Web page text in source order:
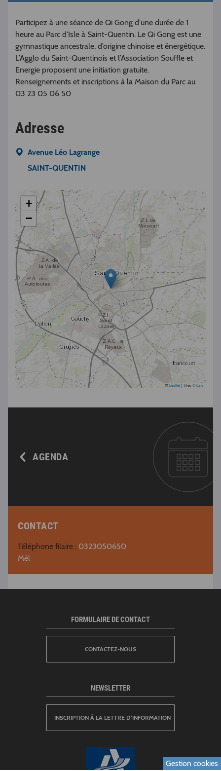
Participez à une séance de Qi Gong d'une durée de 1
heure au Parc d'Isle à Saint-Quentin. Le Qi Gong est une
gymnastique ancestrale, d’origine chinoise et énergétique.
L’Agglo du Saint-Quentinois et l’Association Souffle et
Energie proposent une initiation gratuite.
Renseignements et inscriptions à la Maison du Parc au
03 23 05 06 50
Adresse
Avenue Léo Lagrange
SAINT-QUENTIN
+
−
Leaflet|Tiles ©Esri
AGENDA
CONTACT
Téléphone filaire : 0323050650
Mél
FORMULAIRE DE CONTACT
CONTACTEZ-NOUS
NEWSLETTER
INSCRIPTION À LA LETTRE D’INFORMATION
Gestion cookies